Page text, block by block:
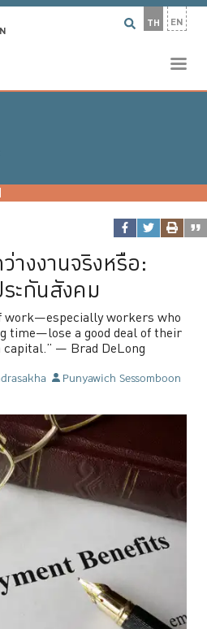
TH EN
างงานจริงหรือ:
ะกันสังคม
work—especially workers who
time—lose a good deal of their
— Brad DeLong
Punyawich Sessomboon